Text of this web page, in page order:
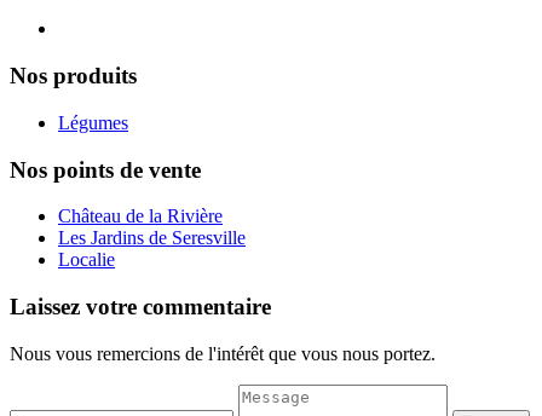
Nos produits
Légumes
Nos points de vente
Château de la Rivière
Les Jardins de Seresville
Localie
Laissez votre commentaire
Nous vous remercions de l'intérêt que vous nous portez.